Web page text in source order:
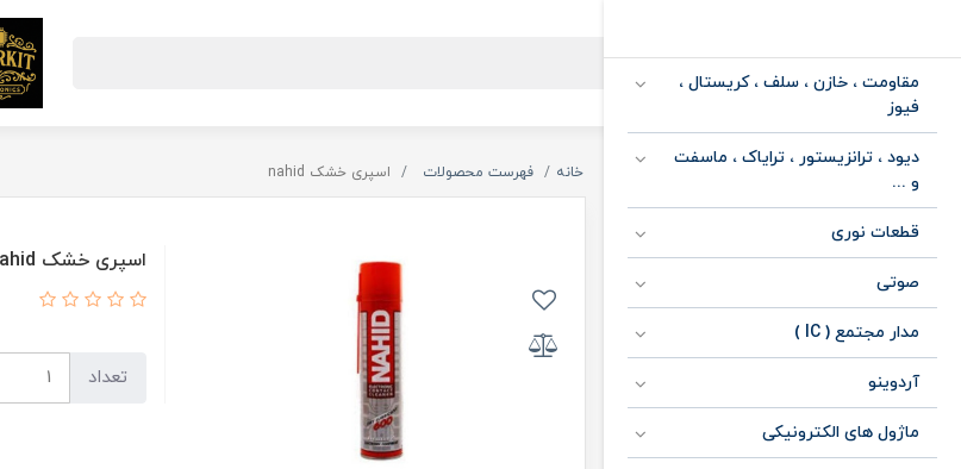
مقاومت ، خازن ، سلف ، کریستال ،
فیوز
دیود ، ترانزیستور ، ترایاک ، ماسفت
و ...
قطعات نوری
صوتی
مدار مجتمع ( IC )
آردوینو
ماژول های الکترونیکی
خانه فهرست محصولات اسپری خشک nahid
اسپری خشک nahid
تعداد